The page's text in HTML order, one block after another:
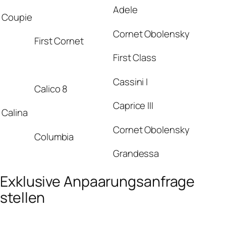
Coupie
Adele
First Cornet
Cornet Obolensky
First Class
Calina
Calico 8
Cassini I
Caprice III
Columbia
Cornet Obolensky
Grandessa
Exklusive Anpaarungsanfrage
stellen